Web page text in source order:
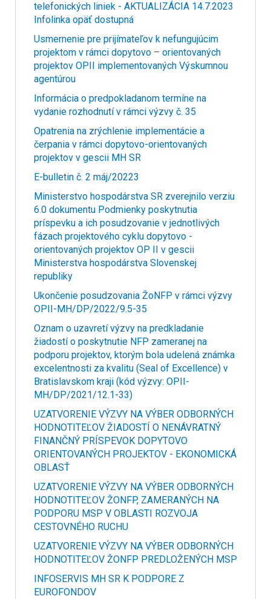
telefonických liniek - AKTUALIZÁCIA 14.7.2023
Infolinka opäť dostupná
Usmernenie pre prijímateľov k nefungujúcim
projektom v rámci dopytovo – orientovaných
projektov OPII implementovaných Výskumnou
agentúrou
Informácia o predpokladanom termíne na
vydanie rozhodnutí v rámci výzvy č. 35
Opatrenia na zrýchlenie implementácie a
čerpania v rámci dopytovo-orientovaných
projektov v gescii MH SR
E-bulletin č. 2 máj/20223
Ministerstvo hospodárstva SR zverejnilo verziu
6.0 dokumentu Podmienky poskytnutia
príspevku a ich posudzovanie v jednotlivých
fázach projektového cyklu dopytovo -
orientovaných projektov OP II v gescii
Ministerstva hospodárstva Slovenskej
republiky
Ukončenie posudzovania ŽoNFP v rámci výzvy
OPII-MH/DP/2022/9.5-35
Oznam o uzavretí výzvy na predkladanie
žiadostí o poskytnutie NFP zameranej na
podporu projektov, ktorým bola udelená známka
excelentnosti za kvalitu (Seal of Excellence) v
Bratislavskom kraji (kód výzvy: OPII-
MH/DP/2021/12.1-33)
UZATVORENIE VÝZVY NA VÝBER ODBORNÝCH
HODNOTITEĽOV ŽIADOSTÍ O NENÁVRATNÝ
FINANČNÝ PRÍSPEVOK DOPYTOVO
ORIENTOVANÝCH PROJEKTOV - EKONOMICKÁ
OBLASŤ
UZATVORENIE VÝZVY NA VÝBER ODBORNÝCH
HODNOTITEĽOV ŽONFP, ZAMERANÝCH NA
PODPORU MSP V OBLASTI ROZVOJA
CESTOVNÉHO RUCHU
UZATVORENIE VÝZVY NA VÝBER ODBORNÝCH
HODNOTITEĽOV ŽONFP PREDLOŽENÝCH MSP
INFOSERVIS MH SR K PODPORE Z
EUROFONDOV